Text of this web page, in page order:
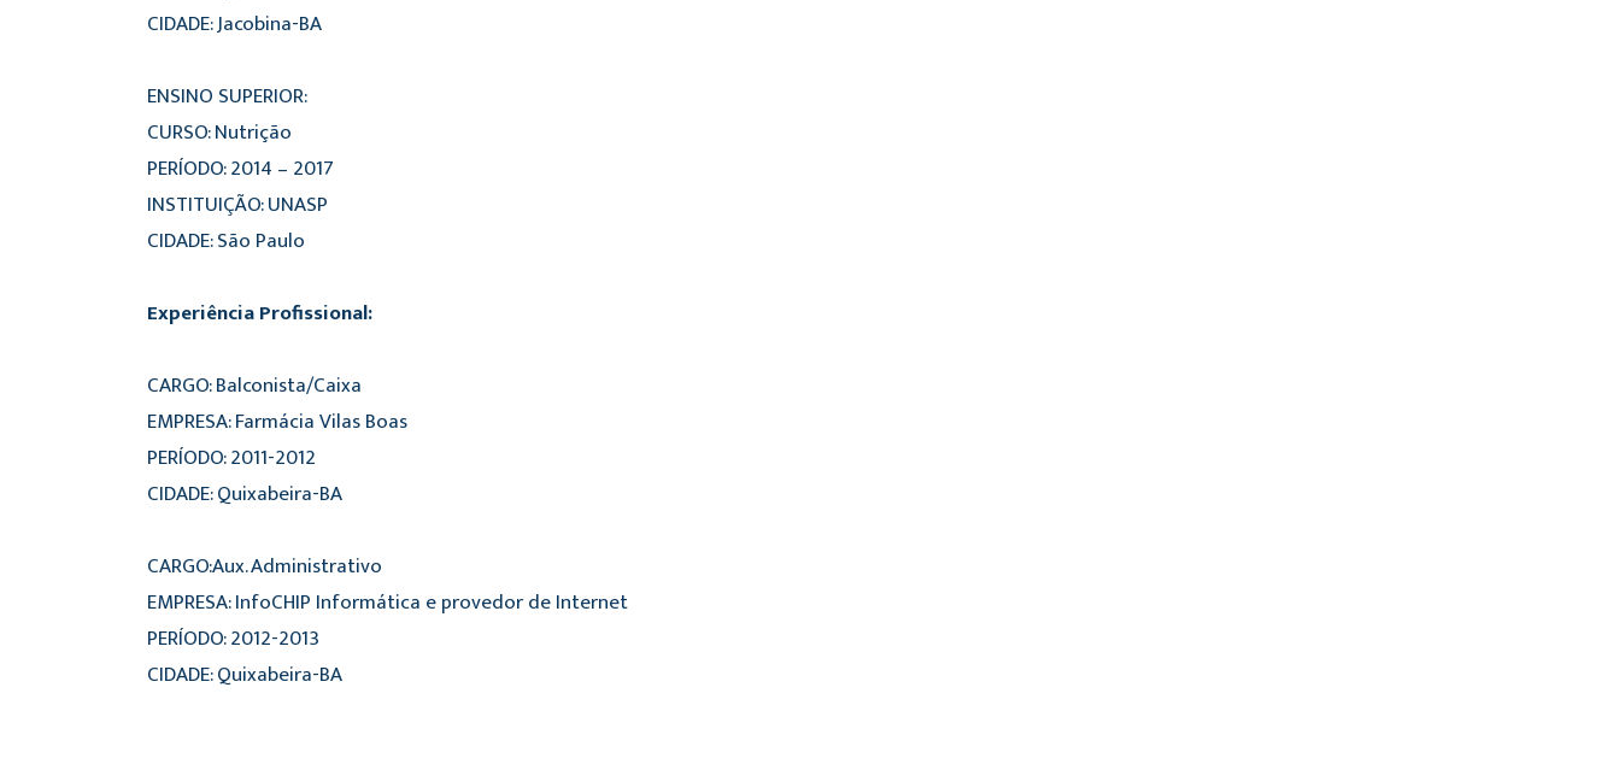
CIDADE: Jacobina-BA
ENSINO SUPERIOR:
CURSO: Nutrição
PERÍODO: 2014 – 2017
INSTITUIÇÃO: UNASP
CIDADE: São Paulo
Experiência Profissional:
CARGO: Balconista/Caixa
EMPRESA: Farmácia Vilas Boas
PERÍODO: 2011-2012
CIDADE: Quixabeira-BA
CARGO:Aux. Administrativo
EMPRESA: InfoCHIP Informática e provedor de Internet
PERÍODO: 2012-2013
CIDADE: Quixabeira-BA